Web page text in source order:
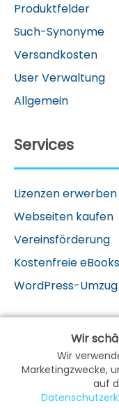
Produktfelder
Such-Synonyme
Versandkosten
User Verwaltung
Allgemein
Services
Lizenzen erwerben
Webseiten kaufen
Vereinsförderung
Kostenfreie eBooks
WordPress-Umzug
Wir
Wir
Marketingzwecke,
auf